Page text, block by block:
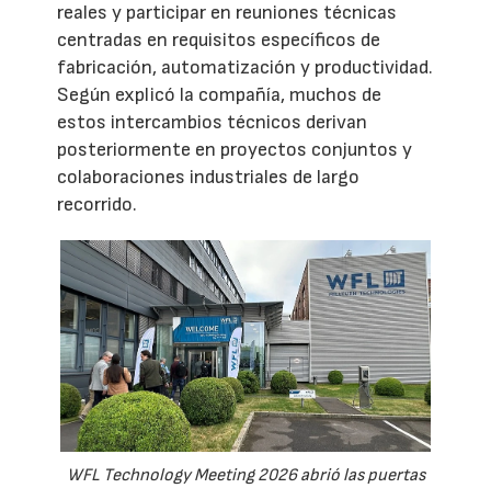
reales y participar en reuniones técnicas
centradas en requisitos específicos de
fabricación, automatización y productividad.
Según explicó la compañía, muchos de
estos intercambios técnicos derivan
posteriormente en proyectos conjuntos y
colaboraciones industriales de largo
recorrido.
WFL Technology Meeting 2026 abrió las puertas